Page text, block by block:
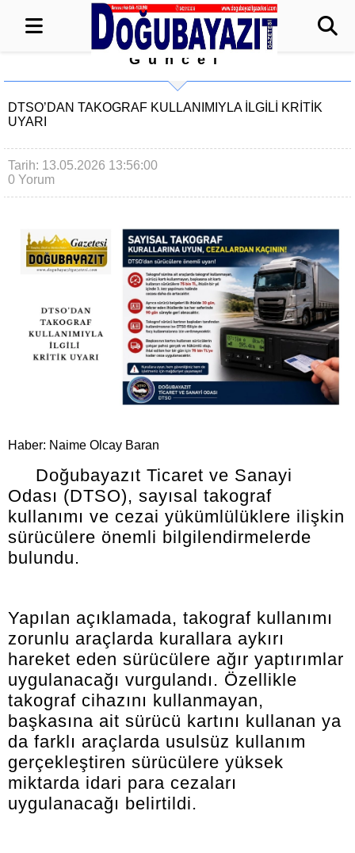
Güncel
DTSO’DAN TAKOGRAF KULLANIMIYLA İLGİLİ KRİTİK
UYARI
Tarih: 13.05.2026 13:56:00
0 Yorum
Haber: Naime Olcay Baran
Doğubayazıt Ticaret ve Sanayi
Odası (DTSO), sayısal takograf
kullanımı ve cezai yükümlülüklere ilişkin
sürücülere önemli bilgilendirmelerde
bulundu.
Yapılan açıklamada, takograf kullanımı
zorunlu araçlarda kurallara aykırı
hareket eden sürücülere ağır yaptırımlar
uygulanacağı vurgulandı. Özellikle
takograf cihazını kullanmayan,
başkasına ait sürücü kartını kullanan ya
da farklı araçlarda usulsüz kullanım
gerçekleştiren sürücülere yüksek
miktarda idari para cezaları
uygulanacağı belirtildi.